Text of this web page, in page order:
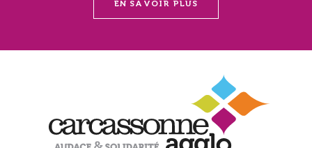
EN SAVOIR PLUS